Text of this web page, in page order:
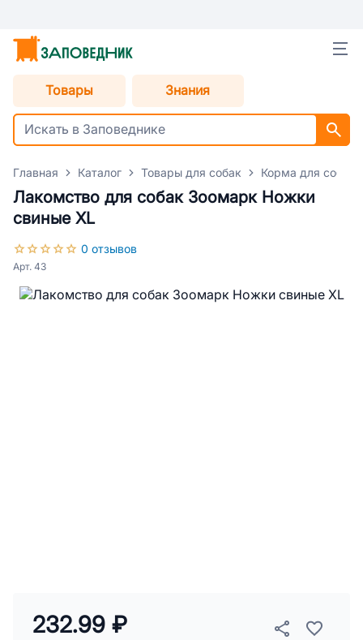
Товары Знания
Главная Каталог Товары для собак Корма для собак
Лакомство для собак Зоомарк Ножки
свиные XL
0 отзывов
Арт. 43
232.99 ₽